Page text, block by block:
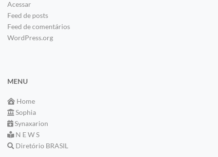
Acessar
Feed de posts
Feed de comentários
WordPress.org
MENU
Home
Sophia
Synaxarion
N E W S
Diretório BRASIL